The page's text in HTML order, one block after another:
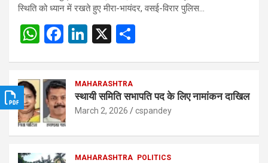
स्थिति को ध्यान में रखते हुए मीरा-भायंदर, वसई-विरार पुलिस…
W
s
A
p
p
F
b
o
o
k
Li
dI
n
X
e
MAHARASHTRA
स्थायी समिति सभापति पद के लिए नामांकन दाखिल
March 2, 2026 cspandey
MAHARASHTRA POLITICS